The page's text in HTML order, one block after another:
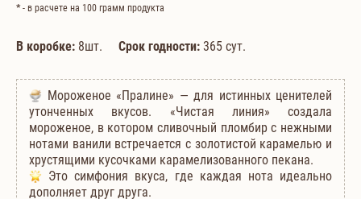
*- в расчете на 100 грамм продукта
В коробке: 8шт. Срок годности: 365 сут.
Мороженое «Пралине» — для истинных ценителей
утонченных вкусов. «Чистая линия» создала
мороженое, в котором сливочный пломбир с нежными
нотами ванили встречается с золотистой карамелью и
хрустящими кусочками карамелизованного пекана.
Это симфония вкуса, где каждая нота идеально
дополняет друг друга.